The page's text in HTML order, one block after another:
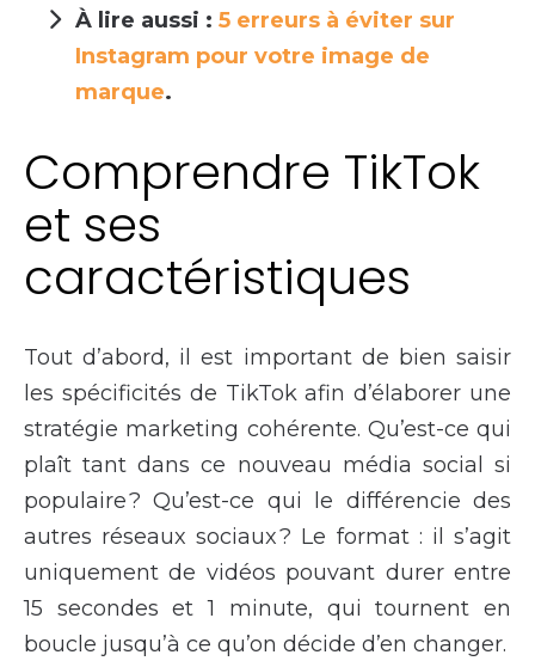
À lire aussi :5 erreurs à éviter sur
Instagram pour votre image de
marque.
Comprendre TikTok
et ses
caractéristiques
Tout d’abord, il est important de bien saisir
les spécificités de TikTok afin d’élaborer une
stratégie marketing cohérente. Qu’est-ce qui
plaît tant dans ce nouveau média social si
populaire ? Qu’est-ce qui le différencie des
autres réseaux sociaux ? Le format : il s’agit
uniquement de vidéos pouvant durer entre
15 secondes et 1 minute, qui tournent en
boucle jusqu’à ce qu’on décide d’en changer.